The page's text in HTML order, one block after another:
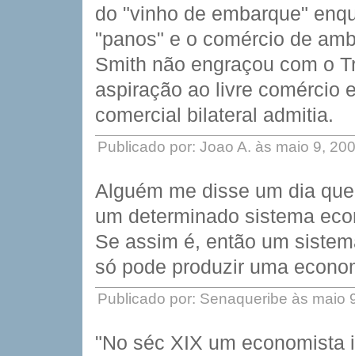
do "vinho de embarque"
"panos" e o comércio de
Smith não engraçou com o
aspiração ao livre comércio
comercial bilateral admitia.
Publicado por: Joao A. às maio 9,
Alguém me disse um dia
um determinado sistema
Se assim é, então um
só pode produzir uma
Publicado por: Senaqueribe às maio
"No séc XIX um economista